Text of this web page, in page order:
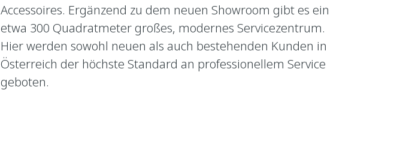
Accessoires. Ergänzend zu dem neuen Showroom gibt es ein
etwa 300 Quadratmeter großes, modernes Servicezentrum.
Hier werden sowohl neuen als auch bestehenden Kunden in
Österreich der höchste Standard an professionellem Service
geboten.